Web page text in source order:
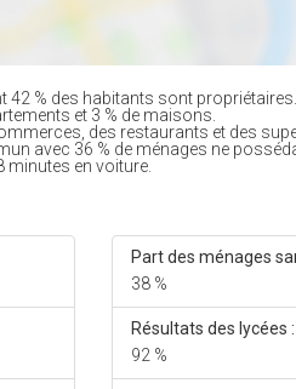
42 % des habitants sont propriétaires.
et 3 % de maisons.
des restaurants et des
avec 36 % de ménages ne
minutes en voiture.
Part des ménages
38 %
Résultats des lycées :
92 %